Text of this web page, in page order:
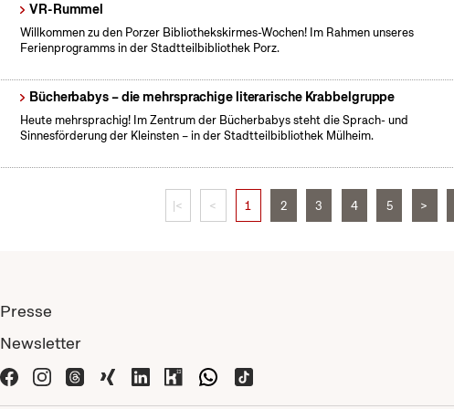
VR-Rummel
Willkommen zu den Porzer Bibliothekskirmes-Wochen! Im Rahmen unseres
Ferienprogramms in der Stadtteilbibliothek Porz.
Bücherbabys – die mehrsprachige literarische Krabbelgruppe
Heute mehrsprachig! Im Zentrum der Bücherbabys steht die Sprach- und
Sinnesförderung der Kleinsten – in der Stadtteilbibliothek Mülheim.
|< < 1 2 3 4 5 >
Presse
Newsletter